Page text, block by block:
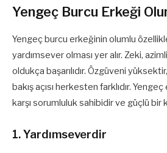
Yengeç Burcu Erkeği
Yengeç burcu erkeğinin olumlu
yardımsever olması yer alır. Zeki,
oldukça başarılıdır. Özgüveni
bakış açısı herkesten farklıdır.
karşı sorumluluk sahibidir ve güçlü bir
1. Yardımseverdir